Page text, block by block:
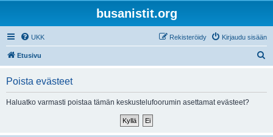
busanistit.org
UKK Kirjaudu sisään
Rekisteröidy
Etusivu
Poista evästeet
Haluatko varmasti poistaa tämän keskustelufoorumin asettamat evästeet?